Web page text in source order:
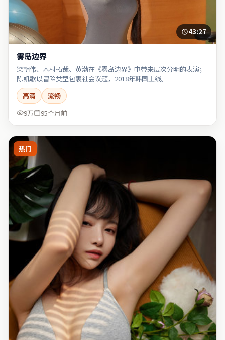
43:27
雾岛边界
梁朝伟、木村拓哉、黄渤在《雾岛边界》中带来层次分明的表演；
陈凯歌以冒险类型包裹社会议题，2018年韩国上线。
高清
流畅
9万
95个月前
热门